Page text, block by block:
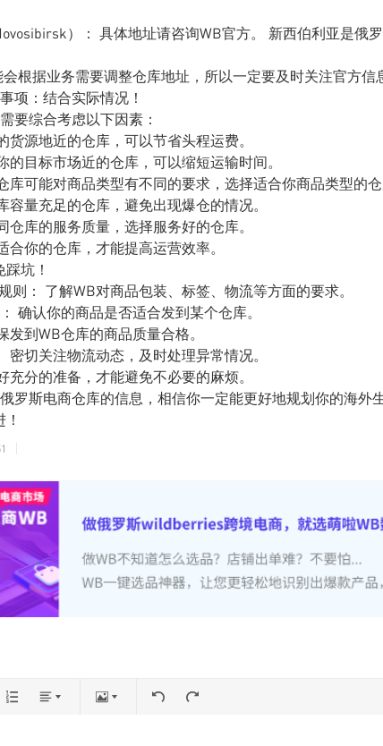
）： 具体地址请咨询WB官方。 新西伯利亚是俄
根据业务需要调整仓库地址，所以一定要及时关注官方信
项：结合实际情况！
要综合考虑以下因素：
货源地近的仓库，可以节省头程运费。
的目标市场近的仓库，可以缩短运输时间。
库可能对商品类型有不同的要求，选择适合你商品类型的仓
容量充足的仓库，避免出现爆仓的情况。
仓库的服务质量，选择服务好的仓库。
合你的仓库，才能提高运营效率。
坑！
则： 了解WB对商品包装、标签、物流等方面的要求。
确认你的商品是否适合发到某个仓库。
到WB仓库的商品质量合格。
密切关注物流动态，及时处理异常情况。
充分的准备，才能避免不必要的麻烦。
罗斯电商仓库的信息，相信你一定能更好地规划你的海外